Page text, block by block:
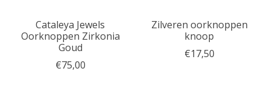
Cataleya Jewels
Oorknoppen Zirkonia
Goud
€75,00
Zilveren oorknoppen
knoop
€17,50